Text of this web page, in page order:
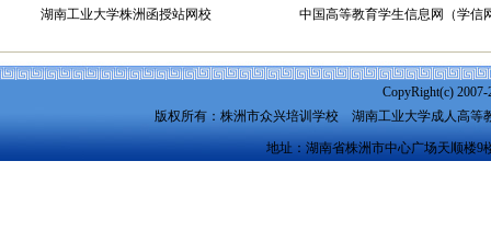
湖南工业大学株洲函授站网校 中国高等教育学生信息网（学信
CopyRight(c)
版权所有：株洲市众兴培训学校 湖南工业大学成人高等
地址：湖南省株洲市中心广场天顺楼